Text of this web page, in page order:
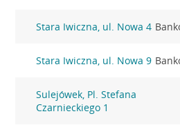
Stara Iwiczna, ul. Nowa 4
Stara Iwiczna, ul. Nowa 9
Sulejówek, Pl. Stefana
Czarnieckiego 1